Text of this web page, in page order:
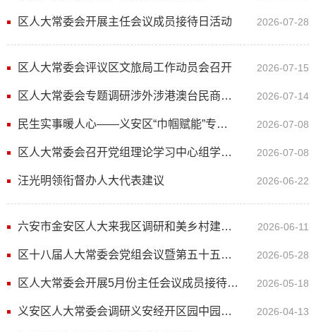
区人大常委会开展主任会议成员接待日活动 2026-07-28
区人大常委会评议区文旅局工作动员会召开 2026-07-15
区人大常委会专题调研涉外涉港澳台民商事审判工作 2026-07-14
民生实事暖人心——义安区“巾帼赋能”专项就业培训班正式开班 2026-07-08
区人大常委会召开党组理论学习中心组学习（扩大）会议暨树立和践行正确政绩观专题党课报告会 2026-07-08
汪光明领衔督办人大代表建议 2026-06-22
六安市金安区人大来我区调研和美乡村建设及农文旅融合发展工作 2026-06-11
区十八届人大常委会党组会议暨第五十五次主任（扩大）会议召开 2026-05-28
区人大常委会开展5月份主任会议成员接待日活动 2026-05-18
义安区人大常委会调研义安经开区园中园经济发展情况 2026-04-13